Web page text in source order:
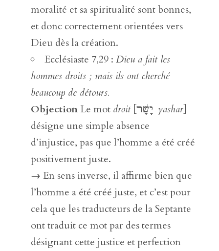
moralité et sa spiritualité sont bonnes,
et donc correctement orientées vers
Dieu dès la création.
Ecclésiaste 7,29 : Dieu a fait les
hommes droits ; mais ils ont cherché
beaucoup de détours.
ObjectionLe mot droit yashar]
désigne une simple absence
d’injustice, pas que l’homme a été créé
positivement juste.
→ En sens inverse, il affirme bien que
l’homme a été créé juste, et c’est pour
cela que les traducteurs de la Septante
ont traduit ce mot par des termes
désignant cette justice et perfection